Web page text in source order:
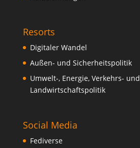
Resorts
Digitaler Wandel
Außen- und Sicherheitspolitik
Umwelt-, Energie, Verkehrs- und
Landwirtschaftspolitik
Social Media
Fediverse